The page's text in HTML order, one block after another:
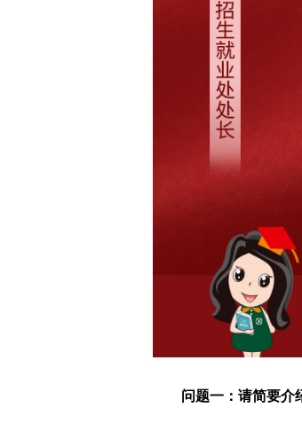
问题一：请简要介